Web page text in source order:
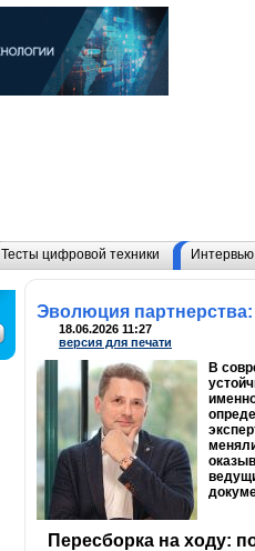
Тесты цифровой техники Интервью
Эволюция
18.06.2026 11:27
версия для печати
В
Пересборка на ходу: